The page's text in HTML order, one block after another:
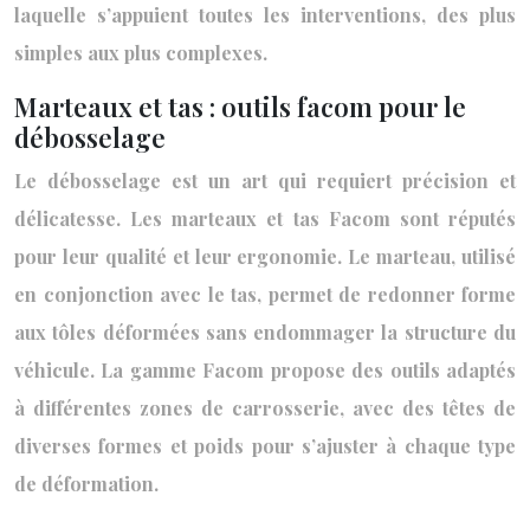
laquelle s’appuient toutes les interventions, des plus
simples aux plus complexes.
Marteaux et tas : outils facom pour le
débosselage
Le débosselage est un art qui requiert précision et
délicatesse. Les marteaux et tas Facom sont réputés
pour leur qualité et leur ergonomie. Le marteau, utilisé
en conjonction avec le tas, permet de redonner forme
aux tôles déformées sans endommager la structure du
véhicule. La gamme Facom propose des outils adaptés
à différentes zones de carrosserie, avec des têtes de
diverses formes et poids pour s’ajuster à chaque type
de déformation.